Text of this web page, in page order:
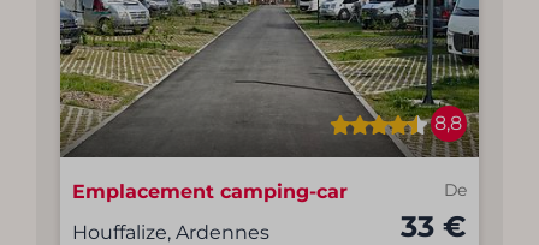
8,8
De
33 €
Emplacement camping-car
Houffalize, Ardennes